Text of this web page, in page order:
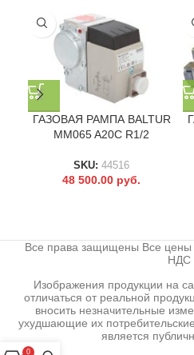
ГАЗОВАЯ РАМПА BALTUR
MM065 A20C R1/2
SKU: 44516
48 500.00 руб.
Все права защищены Все цены
НДС
Изображения продукции на
отличаться от реальной
вносить незначительные
ухудшающие их
является
0